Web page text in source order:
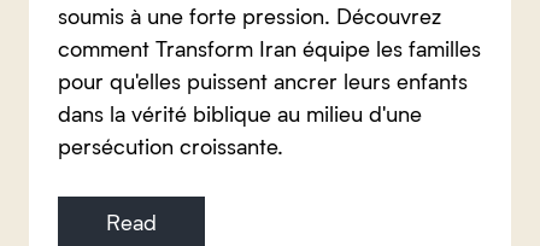
soumis à une forte pression. Découvrez
comment Transform Iran équipe les familles
pour qu'elles puissent ancrer leurs enfants
dans la vérité biblique au milieu d'une
persécution croissante.
Read